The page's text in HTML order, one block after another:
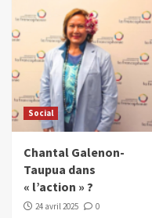
Social
Chantal Galenon-
Taupua dans
« l’action » ?
24 avril 2025 0